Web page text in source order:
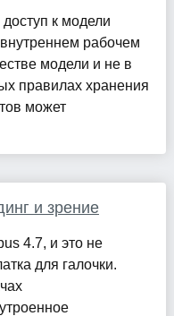
к модели
рабочем
модели и не в
правилах хранения
может
и зрение
4.7, и это не
для галочки.